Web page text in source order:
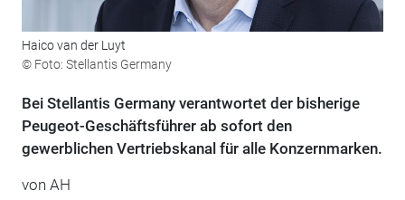
Haico van der Luyt
© Foto: Stellantis Germany
Bei Stellantis Germany verantwortet der bisherige
Peugeot-Geschäftsführer ab sofort den
gewerblichen Vertriebskanal für alle Konzernmarken.
von AH